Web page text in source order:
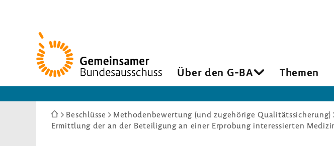
Zur
Startseite
Über den G-BA Themen
Sie
sind
Beschlüsse Methodenbewertung (und zugehörige Qualitätssicherung)